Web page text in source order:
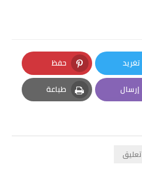
تغريد
Twitter
حفظ
Pinterest
إرسال
Email
طباعة
Print